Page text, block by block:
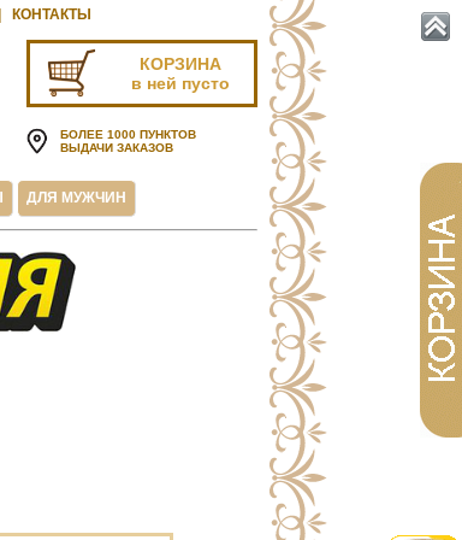
КОНТАКТЫ
КОРЗИНА
в ней пусто
БОЛЕЕ 1000 ПУНКТОВ
ВЫДАЧИ ЗАКАЗОВ
ДЛЯ МУЖЧИН